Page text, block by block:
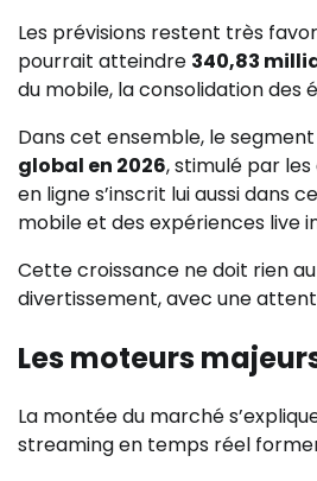
Les prévisions restent très
pourrait atteindre 340,83
du mobile, la consolidation des
Dans cet ensemble, le
global en 2026, stimulé par
en ligne s’inscrit lui aussi dans
mobile et des expériences live
Cette croissance ne doit rien
divertissement, avec une
Les moteurs
La montée du marché
streaming en temps réel